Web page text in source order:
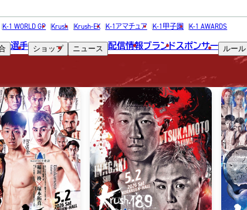
K-1 WORLD GP Krush Krush-EX K-1アマチュア K-1甲子園 K-1 AWARDS
選手 ショップ ニュース 配信情報ブランドスポンサー ルール
ポスター